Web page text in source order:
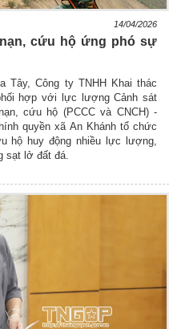
14/04/2026
cứu hộ ứng phó sự
Tây, Công ty TNHH Khai thác
hợp với lực lượng Cảnh sát
cứu hộ (PCCC và CNCH) -
quyền xã An Khánh tổ chức
hộ huy động nhiều lực lượng,
sạt lở đất đá.